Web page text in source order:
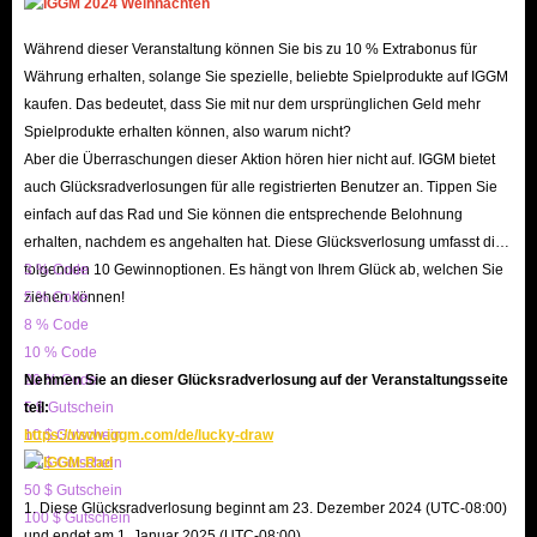
ein ausreichender Vorrat an Diamanten absolut essenziell.
Nutzen Sie Diamanten, um Ihre Einheit zu stärken und in
PvP-Schlachten unbesiegbar zu werden. Zögern Sie nicht:
Besuchen Sie sofort den VAMPIR-Marktplatz aufIGGM, um
sich die Währung zu sichern, die Sie von der Masse
abhebt. Beginnen Sie Ihre Reise noch heute und steigen
VAMPIR: Basis-Informationen
VAMPIR(auch bekannt unter dem NamenVampir: The
Blood Heir) ist ein Dark-Fantasy-MMORPG mit Vampir-
Thematik. Es erschien am 26. August 2025 in Südkorea und
Aus einer Top-Down-Perspektive präsentiert, bietet das
Während dieser Veranstaltung können Sie bis zu 10 % Extrabonus für
Währung erhalten, solange Sie spezielle, beliebte Spielprodukte auf IGGM
kaufen. Das bedeutet, dass Sie mit nur dem ursprünglichen Geld mehr
Spielprodukte erhalten können, also warum nicht?
Aber die Überraschungen dieser Aktion hören hier nicht auf. IGGM bietet
auch Glücksradverlosungen für alle registrierten Benutzer an. Tippen Sie
einfach auf das Rad und Sie können die entsprechende Belohnung
erhalten, nachdem es angehalten hat. Diese Glücksverlosung umfasst die
folgenden 10 Gewinnoptionen. Es hängt von Ihrem Glück ab, welchen Sie
ziehen können!
3 % Code
5 % Code
8 % Code
10 % Code
20 % Code
5 $ Gutschein
10 $ Gutschein
20 $ Gutschein
50 $ Gutschein
100 $ Gutschein
Nehmen Sie an dieser Glücksradverlosung auf der Veranstaltungsseite
teil:
https://www.iggm.com/de/lucky-draw
1. Diese Glücksradverlosung beginnt am 23. Dezember 2024 (UTC-08:00)